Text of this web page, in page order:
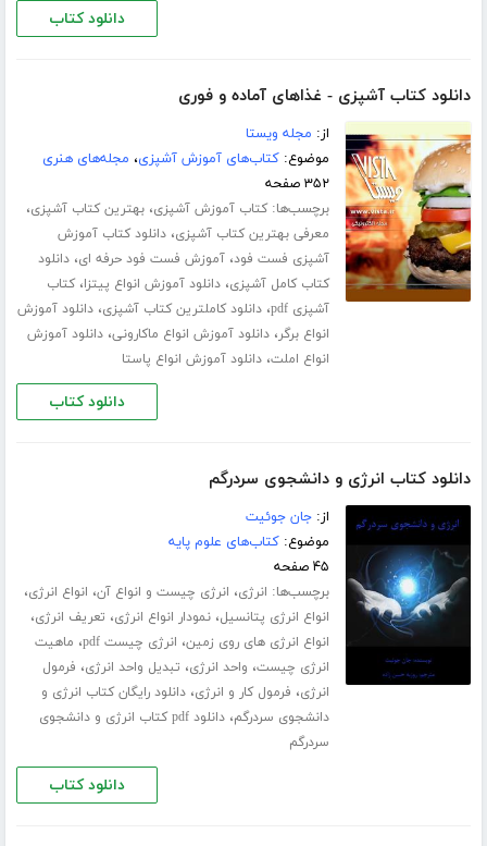
دانلود کتاب
دانلود کتاب آشپزی - غذاهای آماده و فوری
از: مجله ویستا
موضوع:کتاب‌های آموزش آشپزی، مجله‌های هنری
۳۵۲ صفحه
برچسب‌ها:کتاب آموزش آشپزی،بهترین کتاب آشپزی،
معرفی بهترین کتاب آشپزی،دانلود کتاب آموزش
آشپزی فست فود،آموزش فست فود حرفه ای،دانلود
کتاب کامل آشپزی،دانلود آموزش انواع پیتزا،کتاب
آشپزی pdf
،دانلود کاملترین کتاب آشپزی،دانلود آموزش
انواع برگر،دانلود آموزش انواع ماکارونی،دانلود آموزش
انواع املت،دانلود آموزش انواع پاستا
دانلود کتاب
دانلود کتاب انرژی و دانشجوی سردرگم
از:جان جوئیت
موضوع:کتاب‌های علوم پایه
۴۵ صفحه
برچسب‌ها: انرژی، انرژی چیست و انواع آن، انواع انرژی،
انواع انرژی پتانسیل،نمودار انواع انرژی، تعریف انرژی،
انواع انرژی های روی زمین، انرژی چیست pdf ، ماهیت
انرژی چیست، واحد انرژی، تبدیل واحد انرژی، فرمول
انرژی، فرمول کار و انرژی،دانلود رایگان کتاب انرژی و
دانشجوی سردرگم،
دانلود pdf کتاب انرژی و دانشجوی
سردرگم
دانلود کتاب